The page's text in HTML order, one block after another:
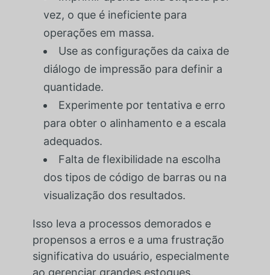
vez, o que é ineficiente para
operações em massa.
Use as configurações da caixa de
diálogo de impressão para definir a
quantidade.
Experimente por tentativa e erro
para obter o alinhamento e a escala
adequados.
Falta de flexibilidade na escolha
dos tipos de código de barras ou na
visualização dos resultados.
Isso leva a processos demorados e
propensos a erros e a uma frustração
significativa do usuário, especialmente
ao gerenciar grandes estoques.